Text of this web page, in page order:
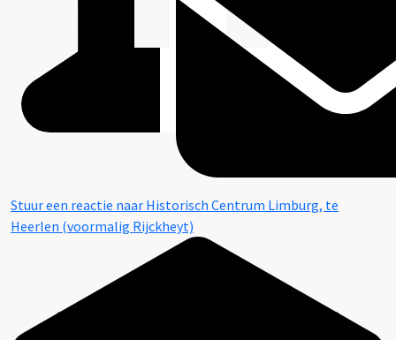
Stuur een reactie naar Historisch Centrum Limburg, te
Heerlen (voormalig Rijckheyt)